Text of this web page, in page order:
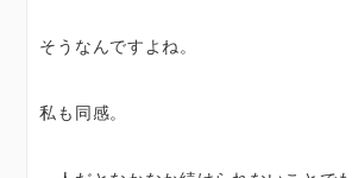
そうなんですよね。
私も同感。